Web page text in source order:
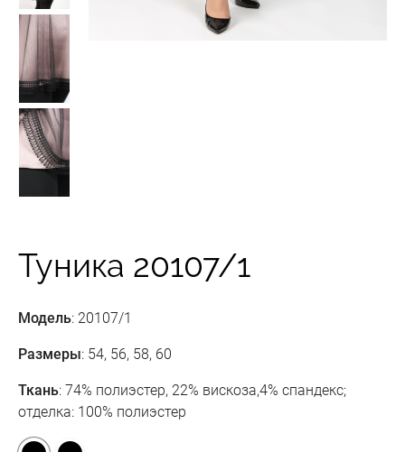
Туника 20107/1
Модель: 20107/1
Размеры: 54, 56, 58, 60
Ткань: 74% полиэстер, 22% вискоза,4% спандекс;
отделка: 100% полиэстер